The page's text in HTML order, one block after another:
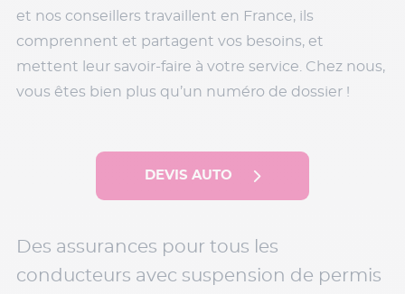
et nos conseillers travaillent en France, ils
comprennent et partagent vos besoins, et
mettent leur savoir-faire à votre service. Chez nous,
vous êtes bien plus qu’un numéro de dossier !
DEVIS AUTO
Des assurances pour tous les
conducteurs avec suspension de permis